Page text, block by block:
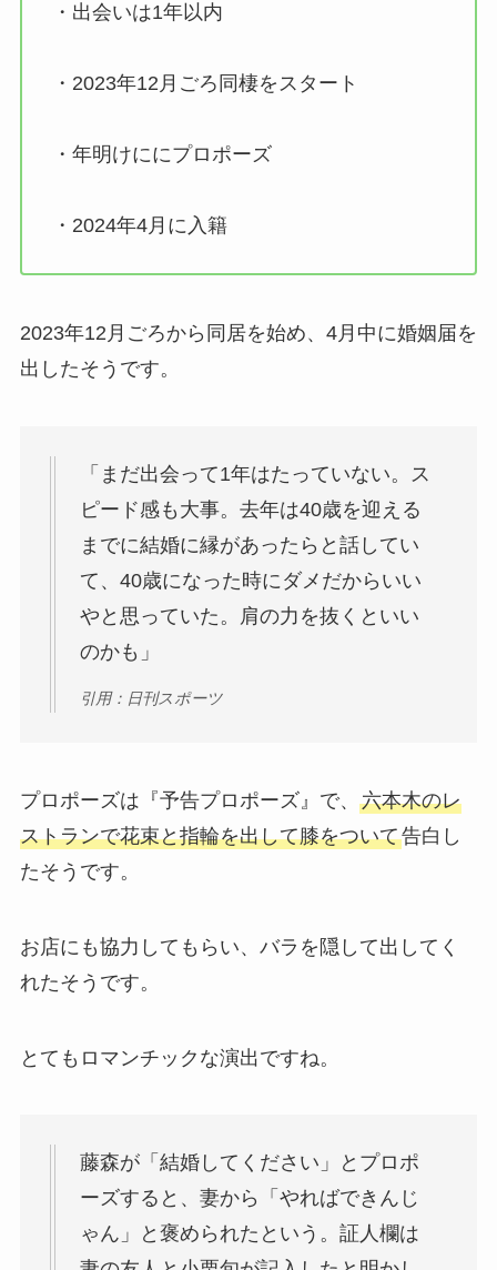
・出会いは1年以内
・2023年12月ごろ同棲をスタート
・年明けににプロポーズ
・2024年4月に入籍
2023年12月ごろから同居を始め、4月中に婚姻届を
出したそうです。
「まだ出会って1年はたっていない。ス
ピード感も大事。去年は40歳を迎える
までに結婚に縁があったらと話してい
て、40歳になった時にダメだからいい
やと思っていた。肩の力を抜くといい
のかも」
引用：日刊スポーツ
プロポーズは『予告プロポーズ』で、 六本木のレ
ストランで花束と指輪を出して膝をついて告白し
たそうです。
お店にも協力してもらい、バラを隠して出してく
れたそうです。
とてもロマンチックな演出ですね。
藤森が「結婚してください」とプロポ
ーズすると、妻から「やればできんじ
ゃん」と褒められたという。証人欄は